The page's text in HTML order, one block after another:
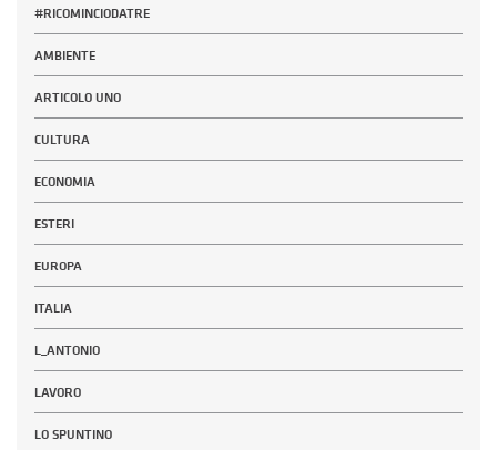
#RICOMINCIODATRE
AMBIENTE
ARTICOLO UNO
CULTURA
ECONOMIA
ESTERI
EUROPA
ITALIA
L_ANTONIO
LAVORO
LO SPUNTINO